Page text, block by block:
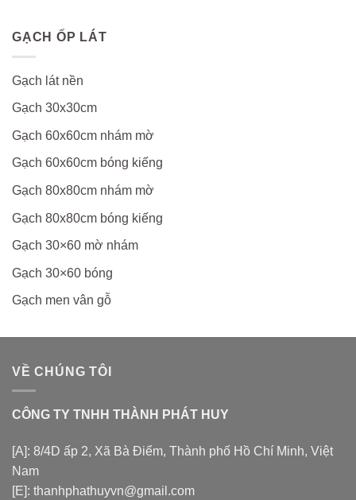
GẠCH ỐP LÁT
Gạch lát nền
Gạch 30x30cm
Gạch 60x60cm nhám mờ
Gạch 60x60cm bóng kiếng
Gạch 80x80cm nhám mờ
Gạch 80x80cm bóng kiếng
Gạch 30×60 mờ nhám
Gạch 30×60 bóng
Gạch men vân gỗ
VỀ CHÚNG TÔI
CÔNG TY TNHH THÀNH PHÁT HUY
[A]: 8/4D ấp 2, Xã Bà Điểm, Thành phố Hồ Chí Minh, Việt
Nam
[E]: thanhphathuyvn@gmail.com